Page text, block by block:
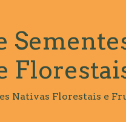
Nativas Florestais e